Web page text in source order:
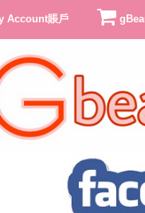
Account賬戶